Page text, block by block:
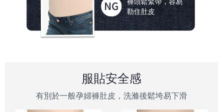
勒住肚皮
服貼安全感
有別於一般孕婦褲肚皮，洗滌後鬆垮易下滑